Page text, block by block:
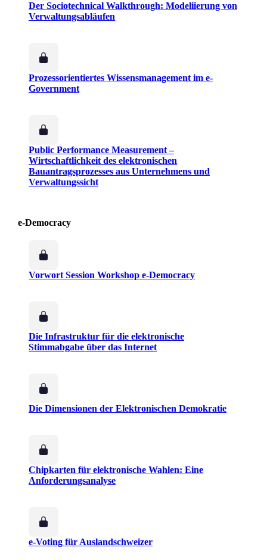
Der Sociotechnical Walkthrough: Modeliierung von
Verwaltungsabläufen
Prozessorientiertes Wissensmanagement im e-
Government
Public Performance Measurement –
Wirtschaftlichkeit des elektronischen
Bauantragsprozesses aus Unternehmens und
Verwaltungssicht
e-Democracy
Vorwort Session Workshop e-Democracy
Die Infrastruktur für die elektronische
Stimmabgabe über das Internet
Die Dimensionen der Elektronischen Demokratie
Chipkarten für elektronische Wahlen: Eine
Anforderungsanalyse
e-Voting für Auslandschweizer